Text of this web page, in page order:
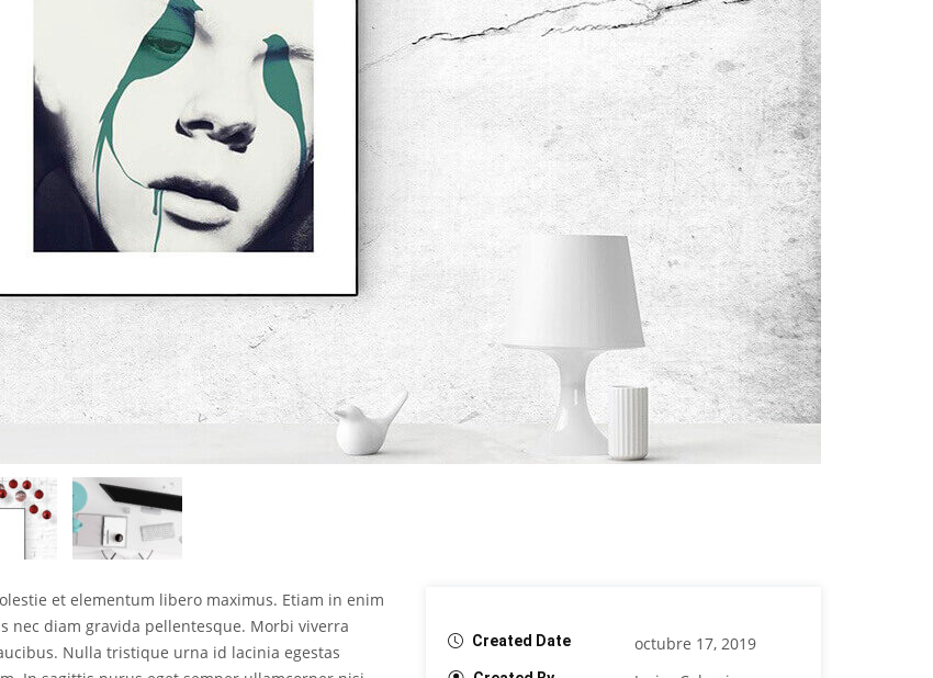
et elementum libero maximus. Etiam in enim
nec diam gravida pellentesque. Morbi viverra
Nulla tristique urna id lacinia egestas
Created Date octubre 17, 2019